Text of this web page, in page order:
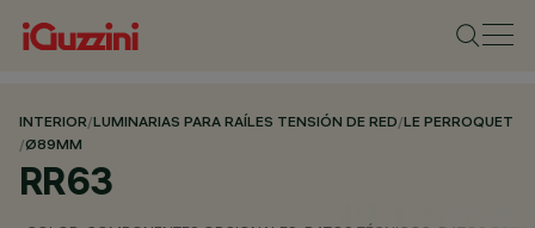
INTERIOR/LUMINARIAS PARA RAÍLES TENSIÓN DE RED/LE PERROQUET
/Ø89MM
RR63